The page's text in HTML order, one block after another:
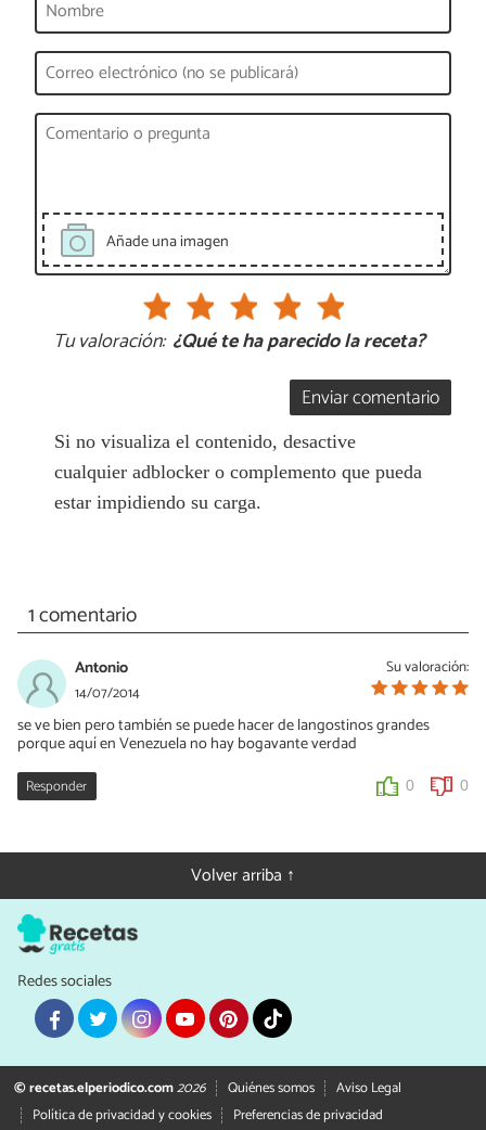
Añade una imagen
Tu valoración: ¿Qué te ha parecido la receta?
Enviar comentario
Si no visualiza el contenido, desactive
cualquier adblocker o complemento que pueda
estar impidiendo su carga.
1 comentario
Su valoración:
Antonio
14/07/2014
se ve bien pero también se puede hacer de langostinos grandes
porque aquí en Venezuela no hay bogavante verdad
Responder 0 0
Volver arriba ↑
Redes sociales
© recetas.elperiodico.com2026 Quiénes somos
Aviso Legal
Política de privacidad y cookies
Preferencias de privacidad